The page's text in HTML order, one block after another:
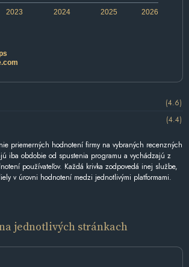
2024 2026
2023 2025
(4.6)
(4.4)
priemerných hodnotení firmy na vybraných recenzných
iba obdobie od spustenia programu a vychádzajú z
používateľov. Každá krivka zodpovedá inej službe,
v úrovni hodnotení medzi jednotlivými platformami.
jednotlivých stránkach